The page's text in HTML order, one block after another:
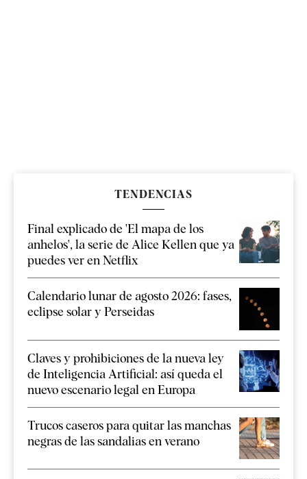
TENDENCIAS
Final explicado de 'El mapa de los
anhelos', la serie de Alice Kellen que ya
puedes ver en Netflix
Calendario lunar de agosto 2026: fases,
eclipse solar y Perseidas
Claves y prohibiciones de la nueva ley
de Inteligencia Artificial: así queda el
nuevo escenario legal en Europa
Trucos caseros para quitar las manchas
negras de las sandalias en verano